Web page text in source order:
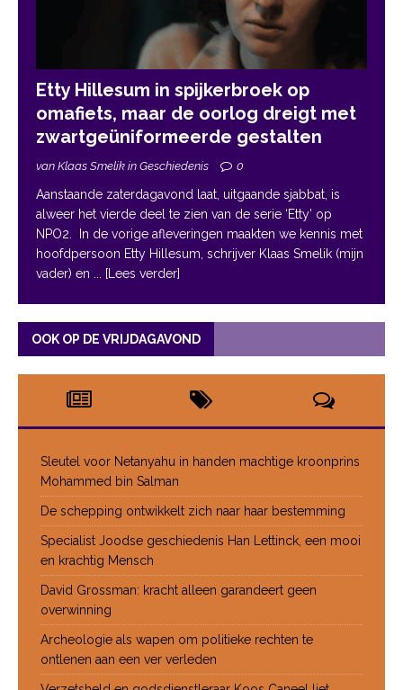
Etty Hillesum in spijkerbroek op
omafiets, maar de oorlog dreigt met
zwartgeüniformeerde gestalten
van Klaas Smelik in Geschiedenis 0
Aanstaande zaterdagavond laat, uitgaande sjabbat, is
alweer het vierde deel te zien van de serie ‘Etty’ op
NPO2. In de vorige afleveringen maakten we kennis met
hoofdpersoon Etty Hillesum, schrijver Klaas Smelik (mijn
vader) en
... [Lees verder]
OOK OP DE VRIJDAGAVOND
Sleutel voor Netanyahu in handen machtige kroonprins
Mohammed bin Salman
De schepping ontwikkelt zich naar haar bestemming
Specialist Joodse geschiedenis Han Lettinck, een mooi
en krachtig Mensch
David Grossman: kracht alleen garandeert geen
overwinning
Archeologie als wapen om politieke rechten te
ontlenen aan een ver verleden